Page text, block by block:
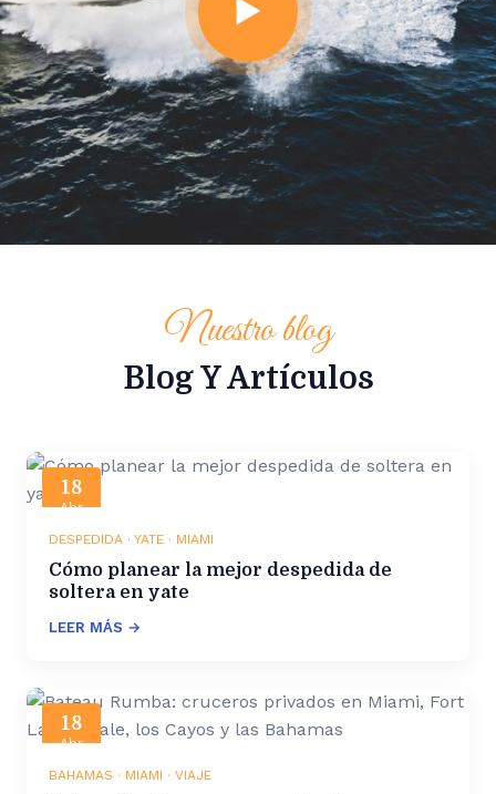
▶
Nuestro blog
Blog Y Artículos
18
Abr
DESPEDIDA · YATE · MIAMI
Cómo planear la mejor despedida de
soltera en yate
LEER MÁS →
18
Abr
BAHAMAS · MIAMI · VIAJE